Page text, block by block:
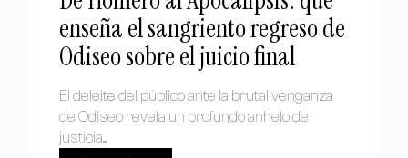
enseña el sangriento regreso de
Odiseo sobre el juicio final
El deleite del público ante la brutal venganza
de Odiseo revela un profundo anhelo de
justicia....